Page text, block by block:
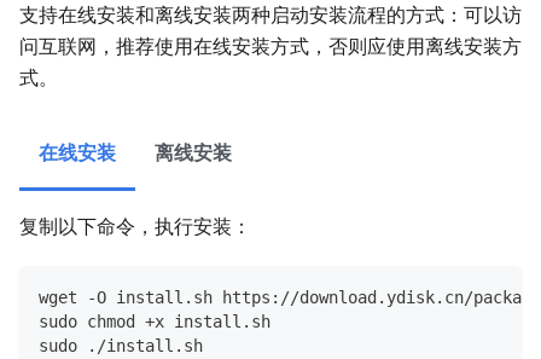
支持在线安装和离线安装两种启动安装流程的方式：可以访
问互联网，推荐使用在线安装方式，否则应使用离线安装方
式。
在线安装 离线安装
复制以下命令，执行安装：
wget -O install.sh https://download.ydisk.cn/
sudo chmod +x install.sh
sudo ./install.sh